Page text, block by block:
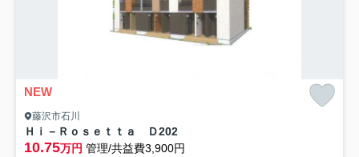
NEW
藤沢市石川
Ｈｉ－Ｒｏｓｅｔｔａ Ｄ202
10.75万円 管理/共益費3,900円